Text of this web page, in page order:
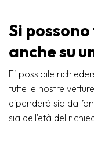
Si
anche su
E’ possibile
tutte le nostre
dipenderà sia
sia dell’età del